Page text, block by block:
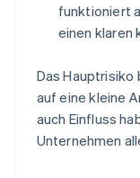
funktioniert
einen klaren
Das
auf eine kleine
auch Einfluss
Unternehmen